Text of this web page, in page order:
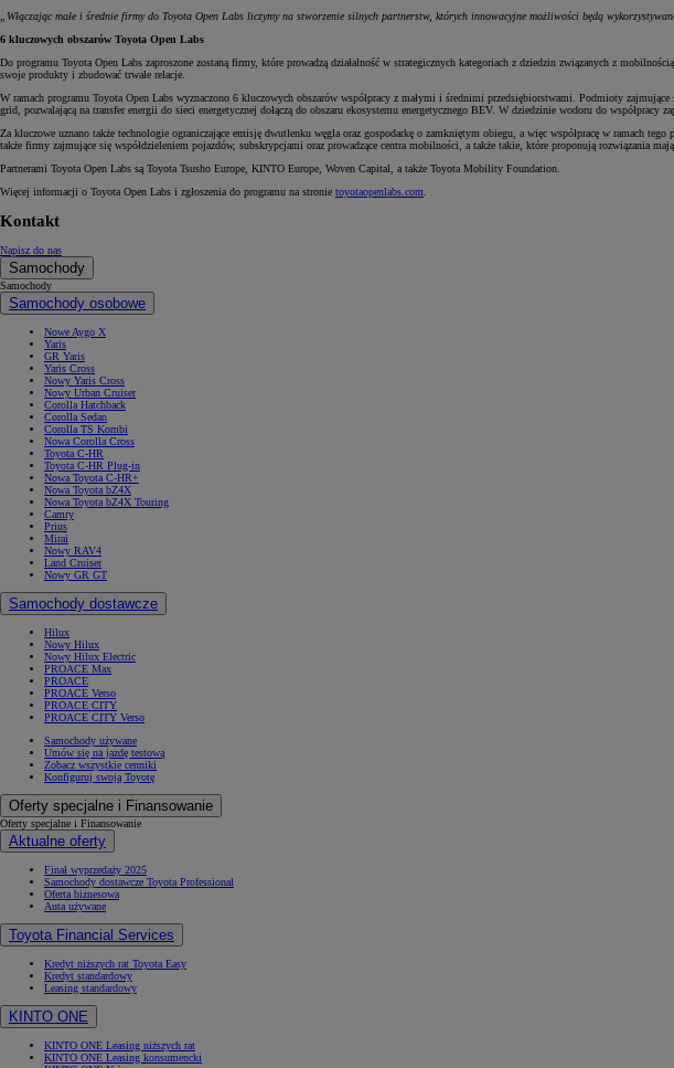
„Włączając małe i średnie firmy do Toyota Open Labs liczymy na stworzenie silnych partnerstw, których innowacyjne możliwości będą
6 kluczowych obszarów Toyota Open Labs
Do programu Toyota Open Labs zaproszone zostaną firmy, które prowadzą działalność w strategicznych kategoriach z dziedzin związanych z
swoje produkty i zbudować trwałe relacje.
W ramach programu Toyota Open Labs wyznaczono 6 kluczowych obszarów współpracy z małymi i średnimi przedsiębiorstwami. Podmioty
grid, pozwalającą na transfer energii do sieci energetycznej dołączą do obszaru ekosystemu energetycznego BEV. W dziedzinie wodoru do współpracy
Za kluczowe uznano także technologie ograniczające emisję dwutlenku węgla oraz gospodarkę o zamkniętym obiegu, a więc współpracę w ramach
także firmy zajmujące się współdzieleniem pojazdów, subskrypcjami oraz prowadzące centra mobilności, a także takie, które proponują rozwiązania
Partnerami Toyota Open Labs są Toyota Tsusho Europe, KINTO Europe, Woven Capital, a także Toyota Mobility Foundation.
Więcej informacji o Toyota Open Labs i zgłoszenia do programu na stronie toyotaopenlabs.com.
Kontakt
Napisz do nas
Samochody
Samochody
Samochody osobowe
Nowe Aygo X
Yaris
GR Yaris
Yaris Cross
Nowy Yaris Cross
Nowy Urban Cruiser
Corolla Hatchback
Corolla Sedan
Corolla TS Kombi
Nowa Corolla Cross
Toyota C-HR
Toyota C-HR Plug-in
Nowa Toyota C-HR+
Nowa Toyota bZ4X
Nowa Toyota bZ4X Touring
Camry
Prius
Mirai
Nowy RAV4
Land Cruiser
Nowy GR GT
Samochody dostawcze
Hilux
Nowy Hilux
Nowy Hilux Electric
PROACE Max
PROACE
PROACE Verso
PROACE CITY
PROACE CITY Verso
Samochody używane
Umów się na jazdę testową
Zobacz wszystkie cenniki
Konfiguruj swoją Toyotę
Oferty specjalne i Finansowanie
Oferty specjalne i Finansowanie
Aktualne oferty
Finał wyprzedaży 2025
Samochody dostawcze Toyota Professional
Oferta biznesowa
Auta używane
Toyota Financial Services
Kredyt niższych rat Toyota Easy
Kredyt standardowy
Leasing standardowy
KINTO ONE
KINTO ONE Leasing niższych rat
KINTO ONE Leasing konsumencki